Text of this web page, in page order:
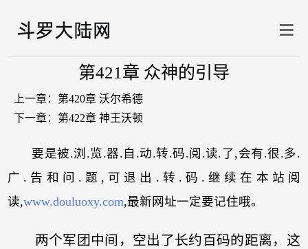
第421章 众神的引导
上一章： 第420章 沃尔希德
下一章： 第422章 神王沃顿
要是被.浏.览.器.自.动.转.码.阅.读.了,会有.很.多.
广.告和问.题,可退出.转.码.继续在本站阅
读,www.douluoxy.com,最新网址一定要记住哦。
两个军团中间，空出了长约百码的距离，这